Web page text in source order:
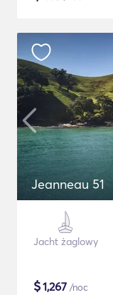
Jeanneau 51
Jacht żaglowy
$1,267 /noc